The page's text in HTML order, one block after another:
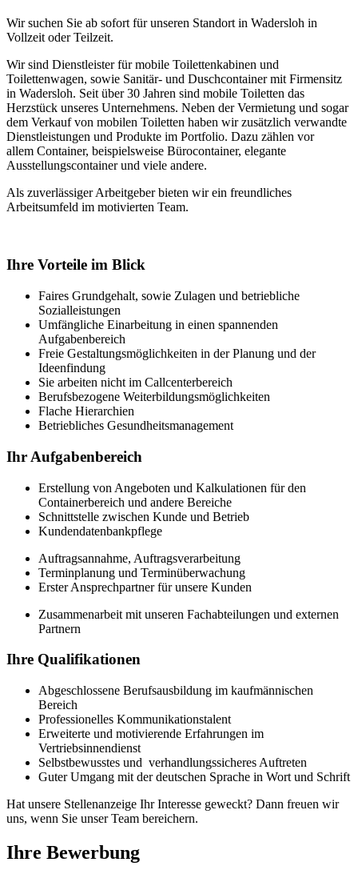
Wir suchen Sie ab sofort für unseren Standort in Wadersloh in
Vollzeit oder Teilzeit.
Wir sind Dienstleister für mobile Toilettenkabinen und
Toilettenwagen, sowie Sanitär- und Duschcontainer mit Firmensitz
in Wadersloh. Seit über 30 Jahren sind mobile Toiletten das
Herzstück unseres Unternehmens. Neben der Vermietung und sogar
dem Verkauf von mobilen Toiletten haben wir zusätzlich verwandte
Dienstleistungen und Produkte im Portfolio. Dazu zählen vor
allem Container, beispielsweise Bürocontainer, elegante
Ausstellungscontainer und viele andere.
Als zuverlässiger Arbeitgeber bieten wir ein freundliches
Arbeitsumfeld im motivierten Team.
Ihre Vorteile im Blick
Faires Grundgehalt, sowie Zulagen und betriebliche
Sozialleistungen
Umfängliche Einarbeitung in einen spannenden
Aufgabenbereich
Freie Gestaltungsmöglichkeiten in der Planung und der
Ideenfindung
Sie arbeiten nicht im Callcenterbereich
Berufsbezogene Weiterbildungsmöglichkeiten
Flache Hierarchien
Betriebliches Gesundheitsmanagement
Ihr Aufgabenbereich
Erstellung von Angeboten und Kalkulationen für den
Containerbereich und andere Bereiche
Schnittstelle zwischen Kunde und Betrieb
Kundendatenbankpflege
Auftragsannahme, Auftragsverarbeitung
Terminplanung und Terminüberwachung
Erster Ansprechpartner für unsere Kunden
Zusammenarbeit mit unseren Fachabteilungen und externen
Partnern
Ihre Qualifikationen
Abgeschlossene Berufsausbildung im kaufmännischen
Bereich
Professionelles Kommunikationstalent
Erweiterte und motivierende Erfahrungen im
Vertriebsinnendienst
Selbstbewusstes und verhandlungssicheres Auftreten
Guter Umgang mit der deutschen Sprache in Wort und Schrift
Hat unsere Stellenanzeige Ihr Interesse geweckt? Dann freuen wir
uns, wenn Sie unser Team bereichern.
Ihre Bewerbung